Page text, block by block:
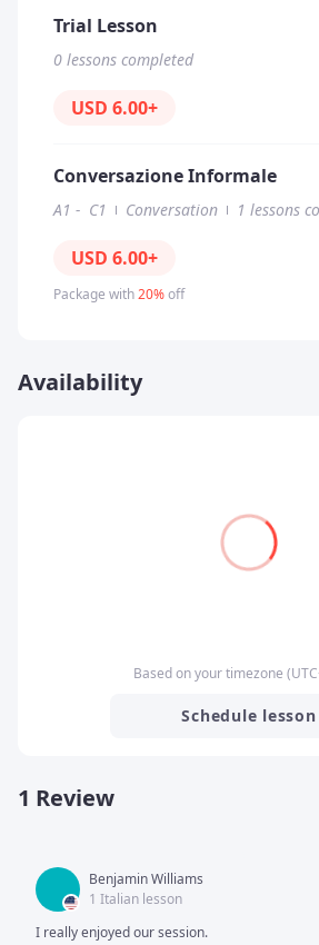
Text Documents
Video files
Quizzes
Trial Lesson
0 lessons completed
USD 6.00+
Conversazione Informale
A1 - C1 Conversation 1 lessons
USD 6.00+
Package with20%off
Availability
Based on your timezone (UTC
Schedule lesson
1 Review
Benjamin Williams
1 Italian lesson
I really enjoyed our session.